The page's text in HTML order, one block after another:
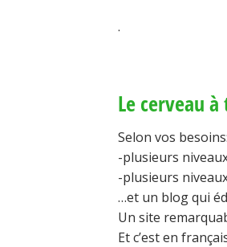
.
Le cerveau
Selon vos besoins:
-plusieurs
-plusieurs
…et un blog qui
Un site
Et c’est en